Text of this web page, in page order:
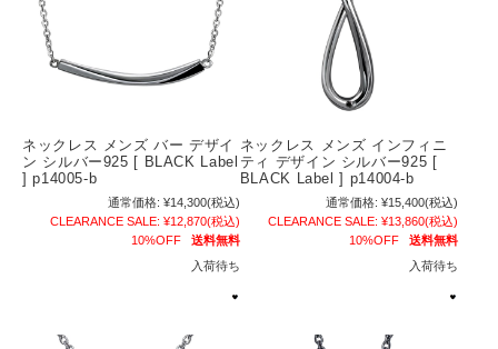
ネックレス メンズ バー デザイ
ン シルバー925 [ BLACK Label
] p14005-b
通常価格: ¥14,300(税込)
CLEARANCE SALE: ¥12,870(税込)
10%OFF
送料無料
入荷待ち
ネックレス メンズ インフィニ
ティ デザイン シルバー925 [
BLACK Label ] p14004-b
通常価格: ¥15,400(税込)
CLEARANCE SALE: ¥13,860(税込)
10%OFF
送料無料
入荷待ち